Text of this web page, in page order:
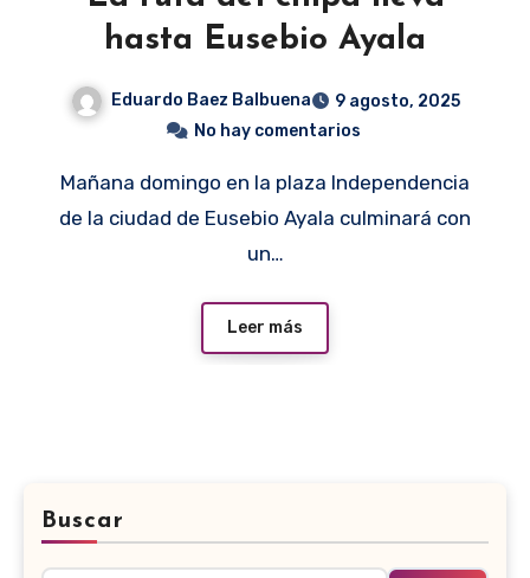
hasta Eusebio Ayala
Eduardo Baez Balbuena
9 agosto, 2025
No hay comentarios
Mañana domingo en la plaza Independencia
de la ciudad de Eusebio Ayala culminará con
un…
Leer más
Buscar